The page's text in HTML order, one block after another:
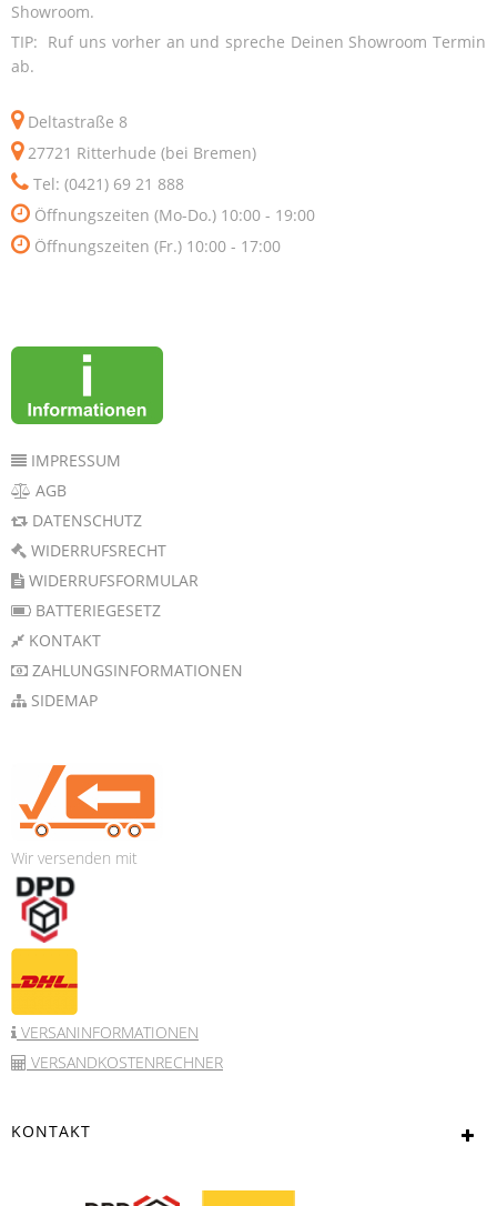
Showroom.
TIP: Ruf uns vorher an und spreche Deinen Showroom Termin
ab.
Deltastraße 8
27721 Ritterhude (bei Bremen)
Tel: (0421) 69 21 888
Öffnungszeiten (Mo-Do.) 10:00 - 19:00
Öffnungszeiten (Fr.) 10:00 - 17:00
IMPRESSUM
AGB
DATENSCHUTZ
WIDERRUFSRECHT
WIDERRUFSFORMULAR
BATTERIEGESETZ
KONTAKT
ZAHLUNGSINFORMATIONEN
SIDEMAP
Wir versenden mit
VERSANINFORMATIONEN
VERSANDKOSTENRECHNER
KONTAKT